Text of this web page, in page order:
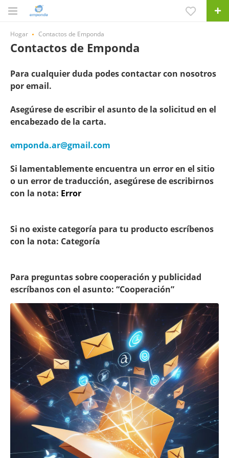
Hogar Contactos de Emponda
Contactos de Emponda
Para cualquier duda podes contactar con nosotros
poremail.
Asegúrese de escribir el asunto de la solicitud en el
encabezado de la carta.
emponda.ar@gmail.com
Si lamentablemente encuentra un error en el sitio
o un error de traducción, asegúrese de escribirnos
con la nota: Error
Si no existe categoría para tu producto escríbenos
con la nota: Categoría
Para preguntas sobre cooperación y publicidad
escríbanos con el asunto: “Cooperación”